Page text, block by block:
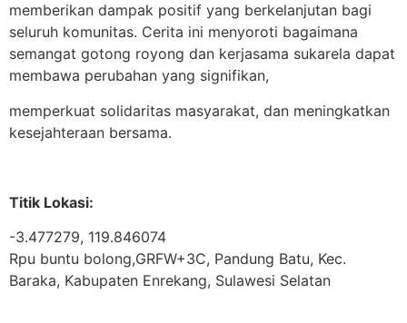
memberikan dampak positif yang berkelanjutan bagi
seluruh komunitas. Cerita ini menyoroti bagaimana
semangat gotong royong dan kerjasama sukarela dapat
membawa perubahan yang signifikan,
memperkuat solidaritas masyarakat, dan meningkatkan
kesejahteraan bersama.
Titik Lokasi:
-3.477279, 119.846074
Rpu buntu bolong,GRFW+3C, Pandung Batu, Kec.
Baraka, Kabupaten Enrekang, Sulawesi Selatan